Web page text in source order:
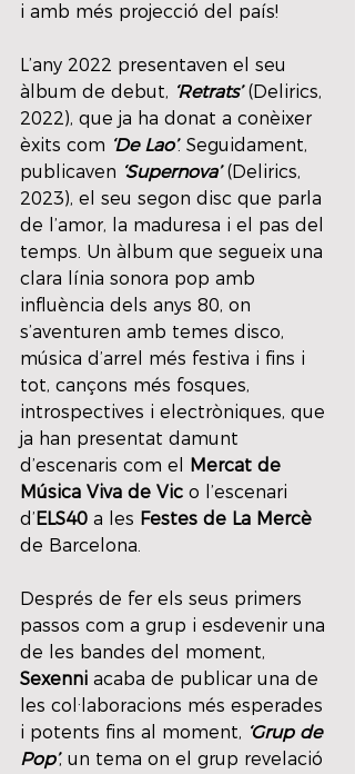
i amb més projecció del país!
L’any 2022 presentaven el seu
àlbum de debut, ‘Retrats’ (Delirics,
2022), que ja ha donat a conèixer
èxits com ‘De Lao’. Seguidament,
publicaven ‘Supernova’ (Delirics,
2023), el seu segon disc que parla
de l’amor, la maduresa i el pas del
temps. Un àlbum que segueix una
clara línia sonora pop amb
influència dels anys 80, on
s’aventuren amb temes disco,
música d’arrel més festiva i fins i
tot, cançons més fosques,
introspectives i electròniques, que
ja han presentat damunt
d’escenaris com el
Mercat de
Música Viva de Vic o l’escenari
d’ELS40 a les Festes de La Mercè
de Barcelona.
Després de fer els seus primers
passos com a grup i esdevenir una
de les bandes del moment,
Sexenni acaba de publicar una de
les col·laboracions més esperades
i potents fins al moment, ‘Grup de
Pop’, un tema on el grup revelació